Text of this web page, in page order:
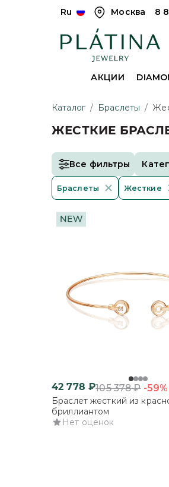
Ru Москва 8
АКЦИИ
Каталог / Браслеты /
ЖЕСТКИЕ
Все фильтры
Браслеты Жесткие
42 778 ₽105 378₽ -59%
Браслет жесткий из
бриллиантом
Нет оценок